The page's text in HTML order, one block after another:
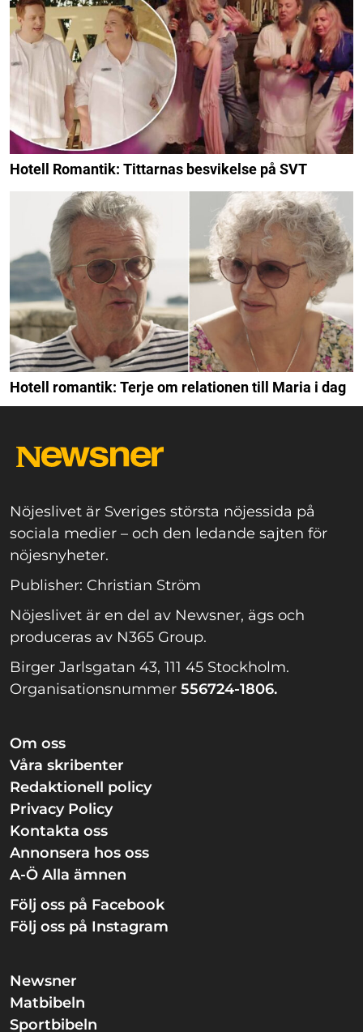
Hotell Romantik: Tittarnas besvikelse på SVT
Hotell romantik: Terje om relationen till Maria i dag
Nöjeslivet är Sveriges största nöjessida på
sociala medier – och den ledande sajten för
nöjesnyheter.
Publisher: Christian Ström
Nöjeslivet är en del av Newsner, ägs och
produceras av N365 Group.
Birger Jarlsgatan 43, 111 45 Stockholm.
Organisationsnummer 556724-1806.
Om oss
Våra skribenter
Redaktionell policy
Privacy Policy
Kontakta oss
Annonsera hos oss
A-Ö Alla ämnen
Följ oss på Facebook
Följ oss på Instagram
Newsner
Matbibeln
Sportbibeln